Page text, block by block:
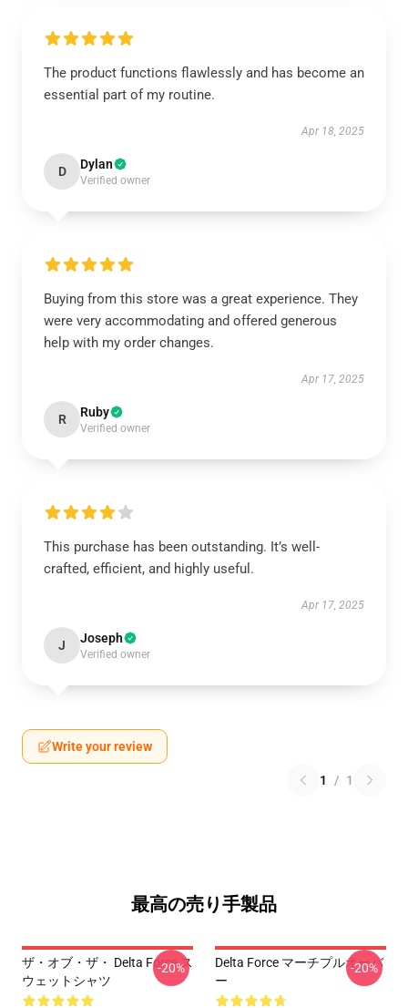
The product functions flawlessly and has become an
essential part of my routine.
Apr 18, 2025
D Dylan
Verified owner
Buying from this store was a great experience. They
were very accommodating and offered generous
help with my order changes.
Apr 17, 2025
R Ruby
Verified owner
This purchase has been outstanding. It’s well-
crafted, efficient, and highly useful.
Apr 17, 2025
J Joseph
Verified owner
Write your review
1 / 1
最高の売り手製品
ザ・オブ・ザ・ Delta Force ス
ウェットシャツ
-20%
Delta Force マーチプルオーバ
ー
-20%